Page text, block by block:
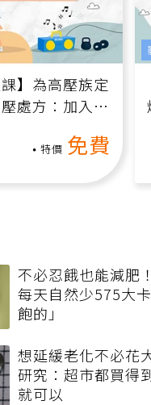
課】為高壓族定
處方：加入行
特價 免費
不必忍餓也能減肥
每天自然少575大
飽的」
想延緩老化不必花
研究：超市都買得
就可以